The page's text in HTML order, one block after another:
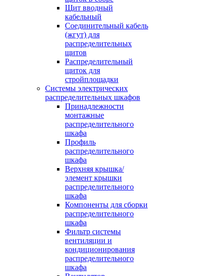
Щит вводный
кабельный
Соединительный кабель
(жгут) для
распределительных
щитов
Распределительный
щиток для
стройплощадки
Системы электрических
распределительных шкафов
Принадлежности
монтажные
распределительного
шкафа
Профиль
распределительного
шкафа
Верхняя крышка/
элемент крышки
распределительного
шкафа
Компоненты для сборки
распределительного
шкафа
Фильтр системы
вентиляции и
кондиционирования
распределительного
шкафа